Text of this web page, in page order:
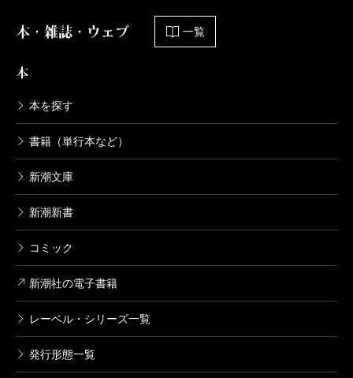
本・雑誌・ウェブ 一覧
本
本を探す
書籍（単行本など）
新潮文庫
新潮新書
コミック
新潮社の電子書籍
レーベル・シリーズ一覧
発行形態一覧